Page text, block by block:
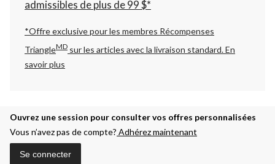
admissibles de plus de 99 $*
*Offre exclusive pour les membres Récompenses
TriangleMD sur les articles avec la livraison standard.En
savoir plus
Ouvrez une session pour consulter vos offres personnalisées
Vous n’avez pas de compte? Adhérez maintenant
Se connecter